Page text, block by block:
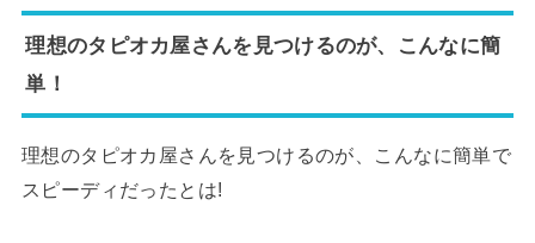
理想のタピオカ屋さんを見つけるのが、こんなに簡
単！
理想のタピオカ屋さんを見つけるのが、こんなに簡単で
スピーディだったとは!